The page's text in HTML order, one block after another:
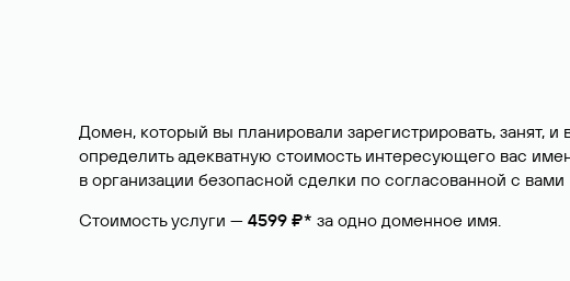
Домен, который вы планировали зарегистрировать, занят,
определить адекватную стоимость интересующего вас
в организации безопасной сделки по согласованной с
Стоимость услуги — 4599 ₽* за одно доменное имя.